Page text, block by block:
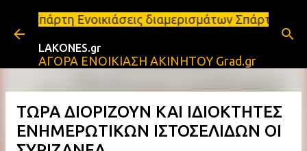
Μετάβαση στο κύριο περιεχόμενο
διαμερισμάτων Σπάρτη και Λακωνία
LAKONES.gr
ΑΓΟΡΑ ΕΝΟΙΚΙΑΣΗ ΑΚΙΝΗΤΟΥ Grad.gr
ΤΩΡΑ ΔΙΟΡΙΖΟΥΝ ΚΑΙ ΙΔΙΟΚΤΗΤΕΣ
ΕΝΗΜΕΡΩΤΙΚΩΝ ΙΣΤΟΣΕΛΙΔΩΝ ΟΙ